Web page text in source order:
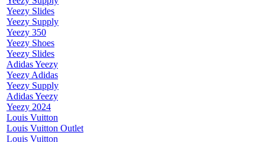
Yeezy Slides
Yeezy Supply
Yeezy 350
Yeezy Shoes
Yeezy Slides
Adidas Yeezy
Yeezy Adidas
Yeezy Supply
Adidas Yeezy
Yeezy 2024
Louis Vuitton
Louis Vuitton Outlet
Louis Vuitton